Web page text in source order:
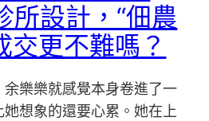
所設計，“佃農
交更不難嗎？
樂樂就感覺本身卷進了一
想象的還要心累。她在上